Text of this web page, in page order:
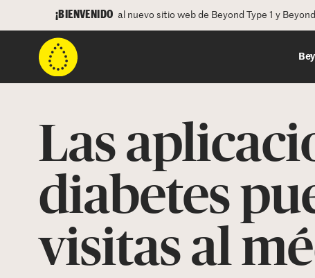
¡BIENVENIDO al nuevo sitio web de Beyond Type 1 y
Las
diabetes
visitas al